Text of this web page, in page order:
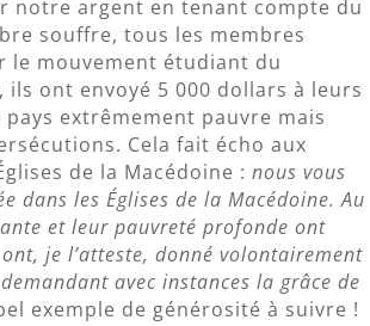
notre argent en tenant compte du
souffre, tous les membres
le mouvement étudiant du
ont envoyé 5 000 dollars à leurs
extrêmement pauvre mais
Cela fait écho aux
de la Macédoine :nous vous
dans les Églises de la Macédoine. Au
et leur pauvreté profonde ont
je l’atteste, donné volontairement
avec instances la grâce de
exemple de générosité à suivre !